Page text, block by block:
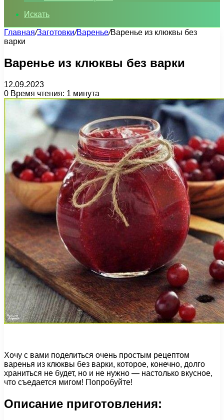
Искать
Главная/Заготовки/Варенье/Варенье из клюквы без
варки
Варенье из клюквы без варки
12.09.2023
0 Время чтения: 1 минута
Хочу с вами поделиться очень простым рецептом
варенья из клюквы без варки, которое, конечно, долго
храниться не будет, но и не нужно — настолько вкусное,
что съедается мигом! Попробуйте!
Описание приготовления: